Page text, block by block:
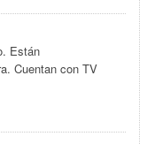
Están
Cuentan con TV